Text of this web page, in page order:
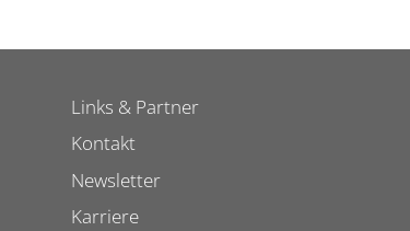
Links & Partner
Kontakt
Newsletter
Karriere